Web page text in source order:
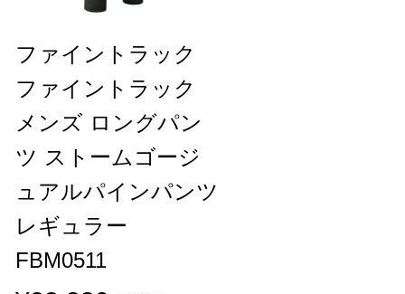
ファイントラック
ファイントラック
メンズ ロングパン
ツ ストームゴージ
ュアルパインパンツ
レギュラー
FBM0511